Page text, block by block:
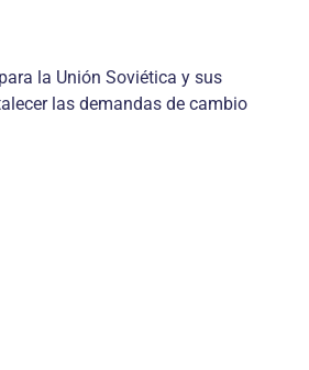
la Unión Soviética y sus
las demandas de cambio